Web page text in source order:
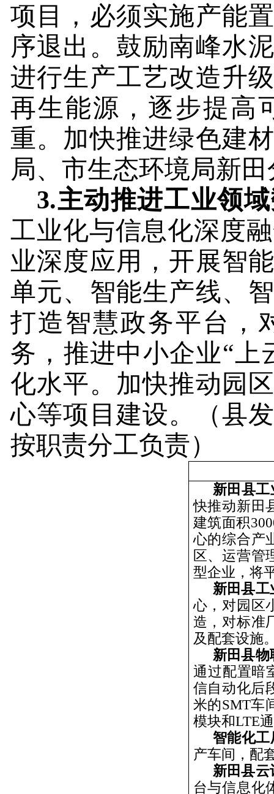
项目，必须实施产能
序退出。鼓励南峰水
进行生产工艺改造升
再生能源，逐步提高
重。加快推进绿色建
局、市生态环境局新
3.主动推进工业领
工业化与信息化深度
业深度应用，开展智
单元、智能生产线、
打造智慧政务平台，
务，推进中小企业“上
化水平。加快推动园
心等项目建设。
（县
按职责分工负责）
新田县
快推动新田
建筑面积
心的综合产
区、运营管
型企业，将
新田县
心，对园区
造，对标准
及配套设施
新田县
通过配置暗
信自动化后
米的SMT车
模块和LTE
智能化
产车间，配
新田县
台与信息化